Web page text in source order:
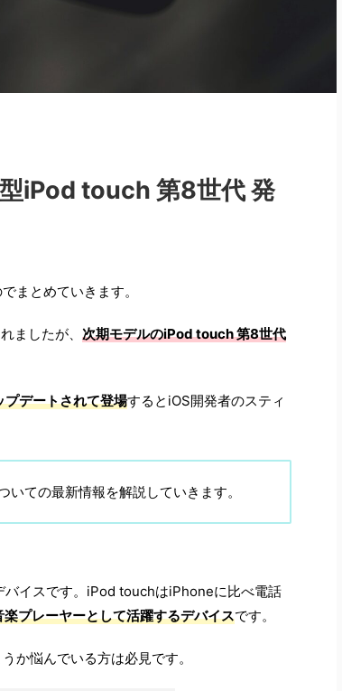
iPod touch 第8世代 発
まとめていきます。
ましたが、 次期モデルのiPod touch 第8世代
デートされて登場するとiOS開発者のスティ
いての最新情報を解説していきます。
イスです。iPod touchはiPhoneに比べ電話
楽プレーヤーとして活躍するデバイスです。
か悩んでいる方は必見です。